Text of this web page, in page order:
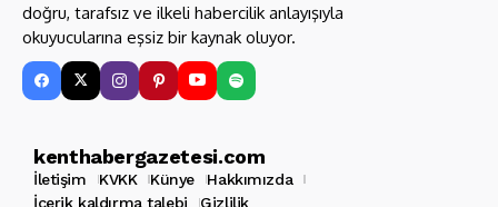
doğru, tarafsız ve ilkeli habercilik anlayışıyla
okuyucularına eşsiz bir kaynak oluyor.
kenthabergazetesi.com
İletişim KVKK Künye
Hakkımızda
İçerik kaldırma talebi
Gizlilik